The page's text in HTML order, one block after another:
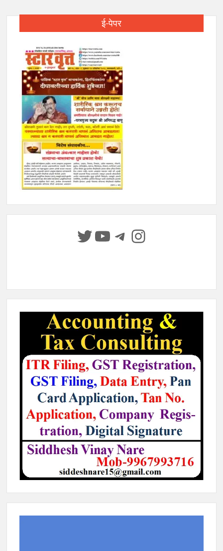
ई-पेपर
Twitter
YouTube
Telegram
Instagram